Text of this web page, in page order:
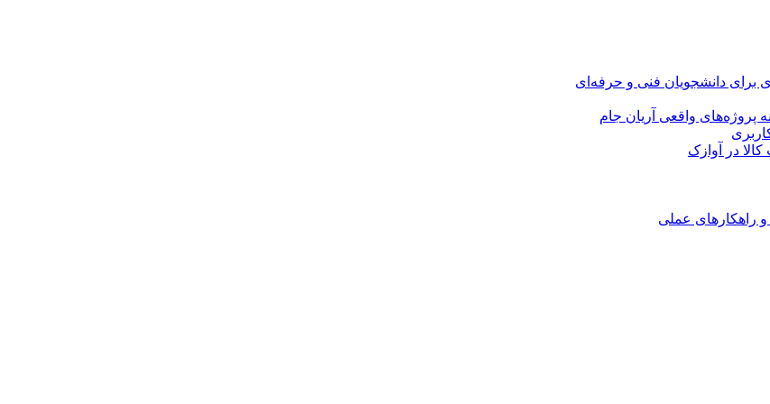
برای دانشجویان فنی و حرفه‌ای
واقعی آریان جام
در آوازک
راهکارهای عملی